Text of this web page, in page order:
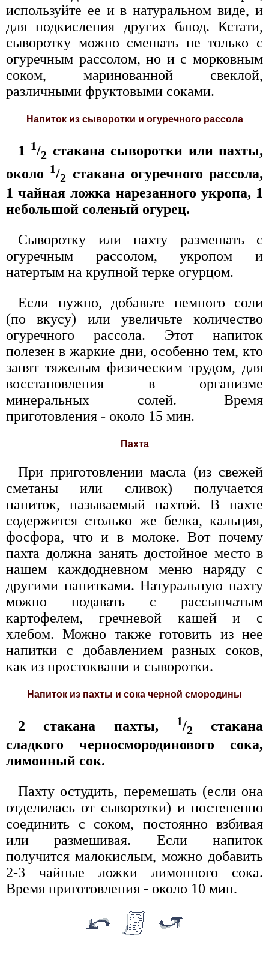
используйте ее и в натуральном виде, и
для подкисления других блюд. Кстати,
сыворотку можно смешать не только с
огуречным рассолом, но и с морковным
соком, маринованной свеклой,
различными фруктовыми соками.
Напиток из сыворотки и огуречного рассола
1 1/2 стакана сыворотки или пахты,
около 1/2 стакана огуречного рассола,
1 чайная ложка нарезанного укропа, 1
небольшой соленый огурец.
Сыворотку или пахту размешать с
огуречным рассолом, укропом и
натертым на крупной терке огурцом.
Если нужно, добавьте немного соли
(по вкусу) или увеличьте количество
огуречного рассола. Этот напиток
полезен в жаркие дни, особенно тем, кто
занят тяжелым физическим трудом, для
восстановления в организме
минеральных солей. Время
приготовления - около 15 мин.
Пахта
При приготовлении масла (из свежей
сметаны или сливок) получается
напиток, называемый пахтой. В пахте
содержится столько же белка, кальция,
фосфора, что и в молоке. Вот почему
пахта должна занять достойное место в
нашем каждодневном меню наряду с
другими напитками. Натуральную пахту
можно подавать с рассыпчатым
картофелем, гречневой кашей и с
хлебом. Можно также готовить из нее
напитки с добавлением разных соков,
как из простокваши и сыворотки.
Напиток из пахты и сока черной смородины
2 стакана пахты, 1/2
стакана
сладкого черносмородинового сока,
лимонный сок.
Пахту остудить, перемешать (если она
отделилась от сыворотки) и постепенно
соединить с соком, постоянно взбивая
или размешивая. Если напиток
получится малокислым, можно добавить
2-3 чайные ложки лимонного сока.
Время приготовления - около 10 мин.